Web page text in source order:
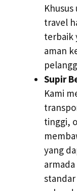
travel
terbaik
aman
Supir
Kami
tinggi,
yang